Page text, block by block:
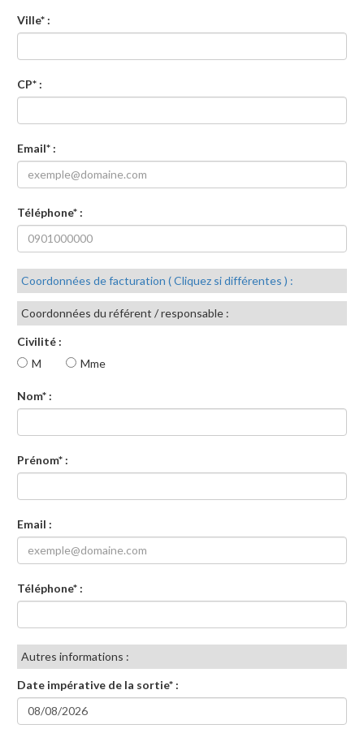
Ville* :
CP* :
Email* :
Téléphone* :
Coordonnées de facturation ( Cliquez si différentes ) :
Coordonnées du référent / responsable :
Civilité :
M
Mme
Nom* :
Prénom* :
Email :
Téléphone* :
Autres informations :
Date impérative de la sortie* :